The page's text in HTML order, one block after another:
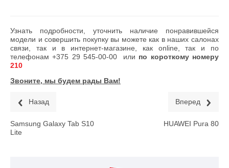
Узнать подробности, уточнить наличие понравившейся
модели и совершить покупку вы можете как в наших салонах
связи, так и в интернет-магазине, как online, так и по
телефонам+375 29 545-00-00 или по короткому номеру
210
Звоните, мы будем рады Вам!
Назад
Samsung Galaxy Tab S10
Lite
Вперед
HUAWEI Pura 80